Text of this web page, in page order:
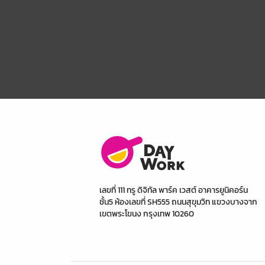
เลขที่ 111 ทรู ดิจิทัล พาร์ค เวสต์ อาคารยูนิคอร์น
ชั้น5 ห้องเลขที่ SH555 ถนนสุขุมวิท แขวงบางจาก
เขตพระโขนง กรุงเทพ 10260